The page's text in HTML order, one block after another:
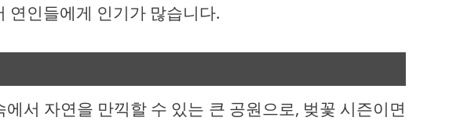
연인들에게 인기가 많습니다.
서 자연을 만끽할 수 있는 큰 공원으로, 벚꽃 시즌이면